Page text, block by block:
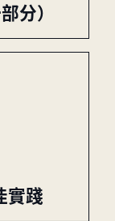
分）
實踐